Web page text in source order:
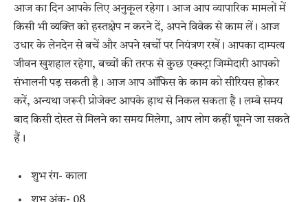
आज का दिन आपके लिए अनुकूल रहेगा। आज आप व्यापारिक मामलों में
किसी भी व्यक्ति को हस्तक्षेप न करने दें, अपने विवेक से काम लें। आज
उधार के लेनदेन से बचें और अपने खर्चो पर नियंत्रण रखें। आपका दाम्पत्य
जीवन खुशहाल रहेगा, बच्चों की तरफ से कुछ एक्स्ट्रा जिम्मेदारी आपको
संभालनी पड़ सकती है। आज आप ऑफिस के काम को सीरियस होकर
करें, अन्यथा जरूरी प्रोजेक्ट आपके हाथ से निकल सकता है। लम्बे समय
बाद किसी दोस्त से मिलने का समय मिलेगा, आप लोग कहीं घूमने जा सकते
हैं।
शुभ रंग- काला